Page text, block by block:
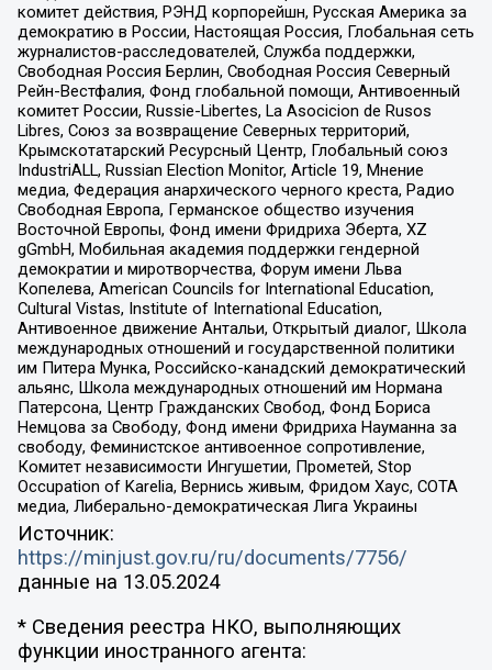
комитет действия, РЭНД корпорейшн, Русская Америка за
демократию в России, Настоящая Россия, Глобальная сеть
журналистов-расследователей, Служба поддержки,
Свободная Россия Берлин, Свободная Россия Северный
Рейн-Вестфалия, Фонд глобальной помощи, Антивоенный
комитет России, Russie-Libertes, La Asocicion de Rusos
Libres, Союз за возвращение Северных территорий,
Крымскотатарский Ресурсный Центр, Глобальный союз
IndustriALL, Russian Election Monitor, Article 19, Мнение
медиа, Федерация анархического черного креста, Радио
Свободная Европа, Германское общество изучения
Восточной Европы, Фонд имени Фридриха Эберта, XZ
gGmbH, Мобильная академия поддержки гендерной
демократии и миротворчества, Форум имени Льва
Копелева, American Councils for International Education,
Cultural Vistas, Institute of International Education,
Антивоенное движение Антальи, Открытый диалог, Школа
международных отношений и государственной политики
им Питера Мунка, Российско-канадский демократический
альянс, Школа международных отношений им Нормана
Патерсона, Центр Гражданских Свобод, Фонд Бориса
Немцова за Свободу, Фонд имени Фридриха Науманна за
свободу, Феминистское антивоенное сопротивление,
Комитет независимости Ингушетии, Прометей, Stop
Occupation of Karelia, Вернись живым, Фридом Хаус, СОТА
медиа, Либерально-демократическая Лига Украины
Источник:
https://minjust.gov.ru/ru/documents/7756/
данные на 13.05.2024
* Сведения реестра НКО, выполняющих
функции иностранного агента: